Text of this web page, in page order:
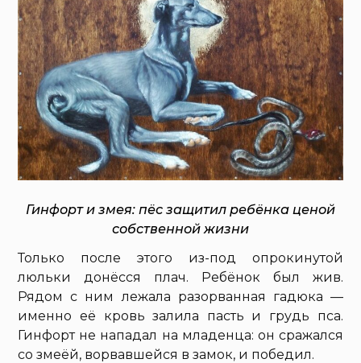
Гинфорт и змея: пёс защитил ребёнка ценой
собственной жизни
Только после этого из-под опрокинутой
люльки донёсся плач. Ребёнок был жив.
Рядом с ним лежала разорванная гадюка —
именно её кровь залила пасть и грудь пса.
Гинфорт не нападал на младенца: он сражался
со змеёй, ворвавшейся в замок, и победил.